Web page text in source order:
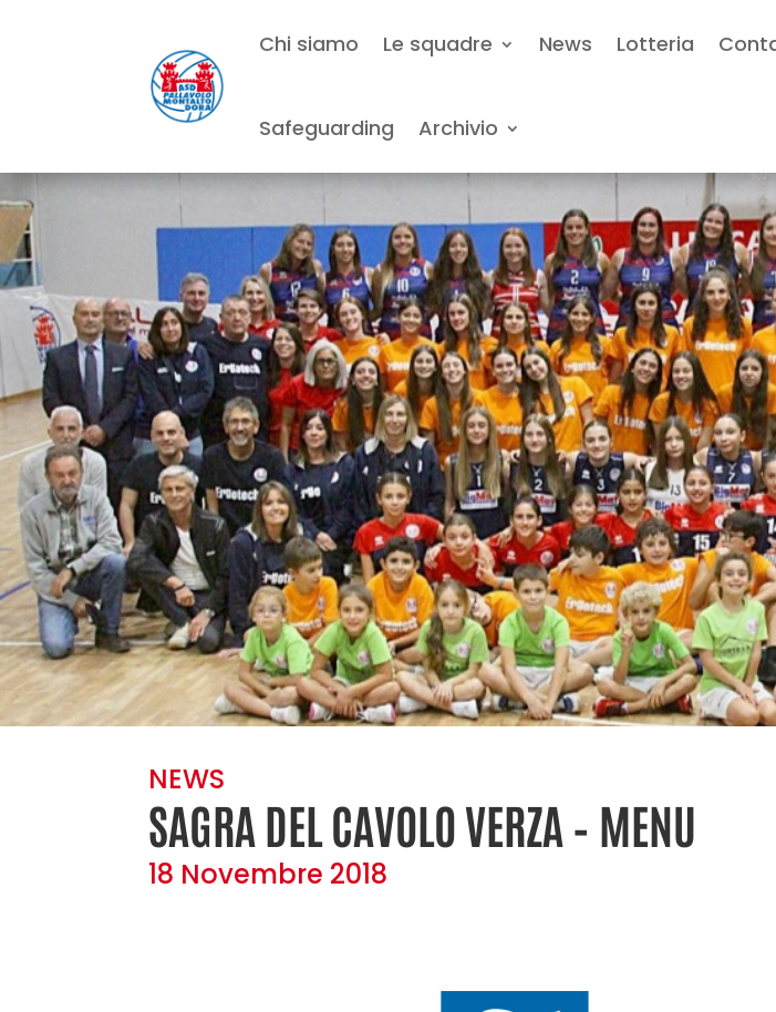
Chi siamo Le squadre News Lotteria
Safeguarding Archivio
NEWS
SAGRA DEL CAVOLO VERZA – MENU
18 Novembre 2018